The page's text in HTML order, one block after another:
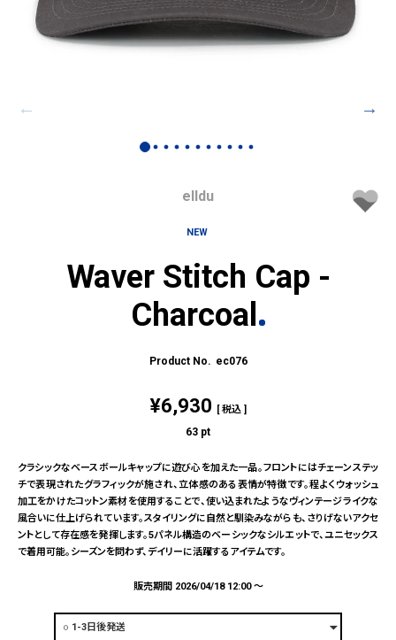
elldu
NEW
Waver Stitch Cap -
Charcoal
ec076
¥6,930 税込
63 pt
クラシックなベースボールキャップに遊び心を加えた一品。フロントにはチェーンステッ
チで表現されたグラフィックが施され、立体感のある表情が特徴です。程よくウォッシュ
加工をかけたコットン素材を使用することで、使い込まれたようなヴィンテージライクな
風合いに仕上げられています。スタイリングに自然と馴染みながらも、さりげないアクセ
ントとして存在感を発揮します。5パネル構造のベーシックなシルエットで、ユニセックス
で着用可能。シーズンを問わず、デイリーに活躍するアイテムです。
販売期間 2026/04/18 12:00〜